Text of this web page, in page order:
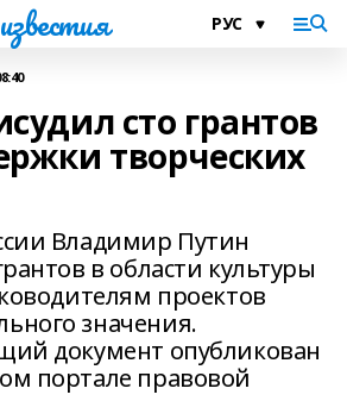
сто грантов
творческих
Владимир Путин
в области культуры
проектов
значения.
документ опубликован
портале правовой